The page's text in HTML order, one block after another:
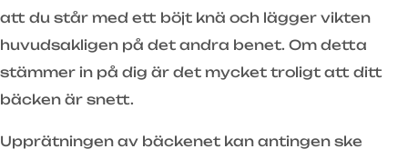
att du står med ett böjt knä och lägger vikten
huvudsakligen på det andra benet. Om detta
stämmer in på dig är det mycket troligt att ditt
bäcken är snett.
Upprätningen av bäckenet kan antingen ske